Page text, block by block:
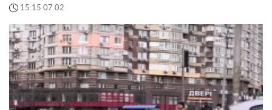
15:15 07.02